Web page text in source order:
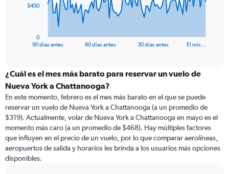
The
categories.
Range:
categories.
The
chart
has
1
Y
axis
90 días antes 60 días antes 30 días antes El mis…
0
$400
¿Cuál es el mes más barato para reservar un vuelo de
Nueva York a Chattanooga?
En este momento, febrero es el mes más barato en el que se puede
reservar un vuelo de Nueva York a Chattanooga (a un promedio de
$319). Actualmente, volar de Nueva York a Chattanooga en mayo es el
momento más caro (a un promedio de $468). Hay múltiples factores
que influyen en el precio de un vuelo, por lo que comparar aerolíneas,
aeropuertos de salida y horarios les brinda a los usuarios más opciones
disponibles.